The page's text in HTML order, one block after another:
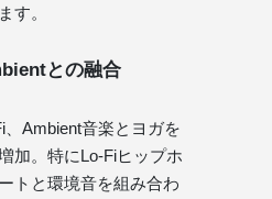
す。
との融合
Ambient音楽とヨガを
加。特にLo-Fiヒップホ
トと環境音を組み合わ